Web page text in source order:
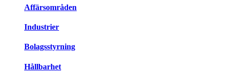
Affärsområden
Industrier
Bolagsstyrning
Hållbarhet